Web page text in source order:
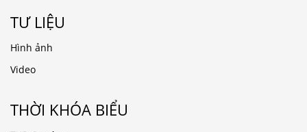
TƯ LIỆU
Hình ảnh
Video
THỜI KHÓA BIỂU